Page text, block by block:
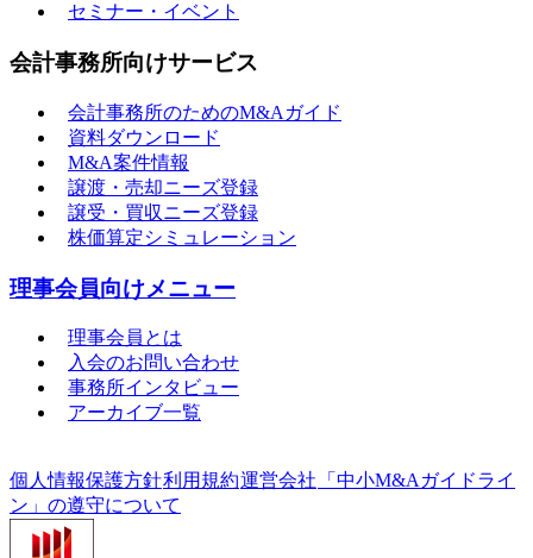
セミナー・イベント
会計事務所向けサービス
会計事務所のためのM&Aガイド
資料ダウンロード
M&A案件情報
譲渡・売却ニーズ登録
譲受・買収ニーズ登録
株価算定シミュレーション
理事会員向けメニュー
理事会員とは
入会のお問い合わせ
事務所インタビュー
アーカイブ一覧
個人情報保護方針利用規約運営会社
「中小M&Aガイドライ
ン」の遵守について